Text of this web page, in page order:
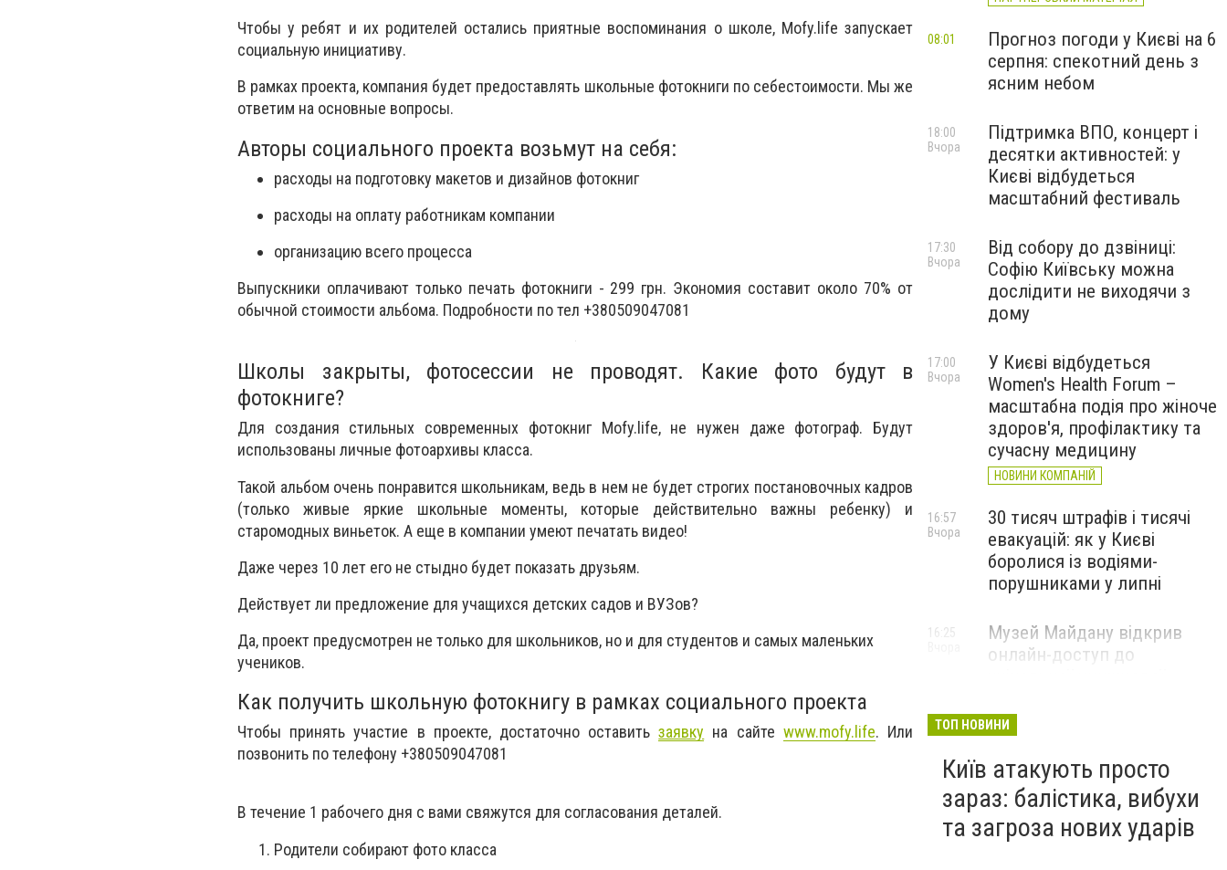
Чтобы у ребят и их родителей остались приятные воспоминания о школе, Mofy.life запускает
социальную инициативу.
В рамках проекта, компания будет предоставлять школьные фотокниги по себестоимости. Мы же
ответим на основные вопросы.
Авторы социального проекта возьмут на себя:
расходы на подготовку макетов и дизайнов фотокниг
расходы на оплату работникам компании
организацию всего процесса
Выпускники оплачивают только печать фотокниги - 299 грн. Экономия составит около 70% от
обычной стоимости альбома. Подробности по тел +380509047081
Школы закрыты, фотосессии не проводят. Какие фото будут в
фотокниге?
Для создания стильных современных фотокниг Mofy.life, не нужен даже фотограф. Будут
использованы личные фотоархивы класса.
Такой альбом очень понравится школьникам, ведь в нем не будет строгих постановочных кадров
(только живые яркие школьные моменты, которые действительно важны ребенку) и
старомодных виньеток. А еще в компании умеют печатать видео!
Даже через 10 лет его не стыдно будет показать друзьям.
Действует ли предложение для учащихся детских садов и ВУЗов?
Да, проект предусмотрен не только для школьников, но и для студентов и самых маленьких
учеников.
Как получить школьную фотокнигу в рамках социального проекта
Чтобы принять участие в проекте, достаточно оставитьзаявку на сайте www.mofy.life. Или
позвонить по телефону +380509047081
В течение 1 рабочего дня с вами свяжутся для согласования деталей.
Родители собирают фото класса
Прогноз погоди у Києві на 6
серпня: спекотний день з
ясним небом
08:01
Підтримка ВПО, концерт і
десятки активностей: у
Києві відбудеться
масштабний фестиваль
18:00
Вчора
Від собору до дзвіниці:
Софію Київську можна
дослідити не виходячи з
дому
17:30
Вчора
У Києві відбудеться
Women's Health Forum –
масштабна подія про жіноче
здоров'я, профілактику та
сучасну медицину
НОВИНИ КОМПАНІЙ
17:00
Вчора
30 тисяч штрафів і тисячі
евакуацій: як у Києві
боролися із водіями-
порушниками у липні
16:57
Вчора
Музей Майдану відкрив
онлайн-доступ до
16:25
ТОП НОВИНИ
Київ атакують просто
зараз: балістика, вибухи
та загроза нових ударів